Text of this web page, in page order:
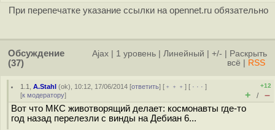
При перепечатке указание ссылки на opennet.ru обязательно
Обсуждение
(37)
Ajax 1 уровень Линейный +/-
Раскрыть
всё
RSS
1.1 ,A.Stahl (ok), 10:12, 17/06/2014 [ответить] [ ﹢﹢﹢] [ · · ·]
[к модератору]
+12
+ / –
Вот что МКС животворящий делает: космонавты где-то
год назад перелезли с винды на Дебиан 6...